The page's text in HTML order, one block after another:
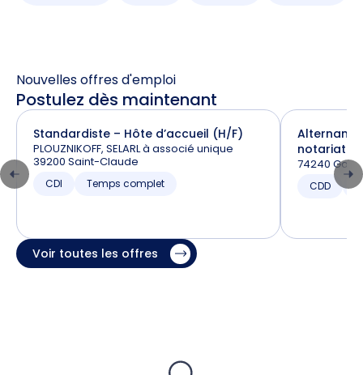
Nouvelles offres d'emploi
Postulez dès maintenant
Standardiste – Hôte d’accueil (H/F)
PLOUZNIKOFF, SELARL à associé unique
39200 Saint-Claude
CDI Temps complet
notariat
74240
CDD
Voir toutes les offres